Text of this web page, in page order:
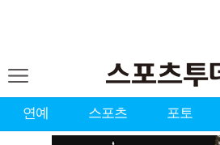
연예 스포츠 포토